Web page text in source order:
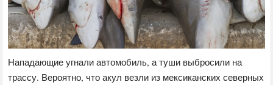
Нападающие угнали автомобиль, а туши выбросили на
трассу. Вероятно, что акул везли из мексиканских северных